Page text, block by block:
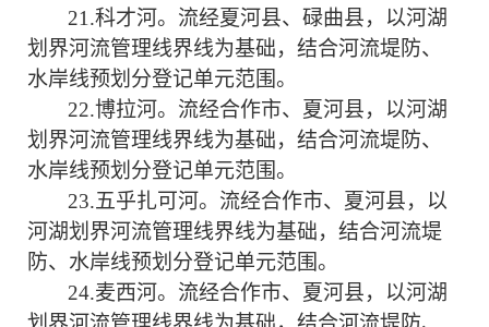
21.科才河。 流经夏河县、碌曲县，以河湖
划界河流管理线界线为基础，结合河流堤防、
水岸线预划分登记单元范围。
22.博拉河。 流经合作市、夏河县，以河湖
划界河流管理线界线为基础，结合河流堤防、
水岸线预划分登记单元范围。
23.五乎扎可河。 流经合作市、夏河县，以
河湖划界河流管理线界线为基础，结合河流堤
防、 水岸线预划分登记单元范围。
24.麦西河。 流经合作市、夏河县，以河湖